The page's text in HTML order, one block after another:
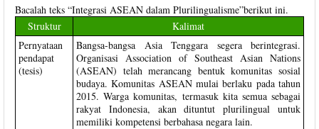
Bacalah teks “Integrasi ASEAN dalam Plurilingualisme”berikut ini.
Struktur
Kalimat
Pernyataan
pendapat
(tesis)
Bangsa-bangsa Asia Tenggara segera berintegrasi.
Organisasi Association of Southeast Asian Nations
(ASEAN) telah merancang bentuk komunitas sosial
budaya. Komunitas ASEAN mulai berlaku pada tahun
2015. Warga komunitas, termasuk kita semua sebagai
rakyat Indonesia, akan dituntut plurilingual untuk
memiliki kompetensi berbahasa negara lain.